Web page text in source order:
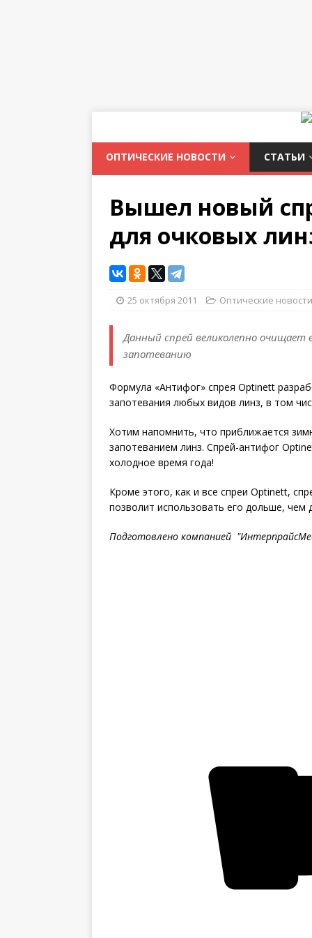
ОПТИЧЕСКИЕ НОВОСТИ СТАТЬИ
Вышел новый
для очковых
25 октября 2011 Оптические новости
Данный спрей великолепно
запотеванию
Формула «Антифог» спрея Optinett
запотевания любых видов линз, в том
Хотим напомнить, что приближается
запотеванием линз. Спрей-антифог
холодное время года!
Кроме этого, как и все спреи Optinett,
позволит использовать его дольше, чем
Подготовлено компанией